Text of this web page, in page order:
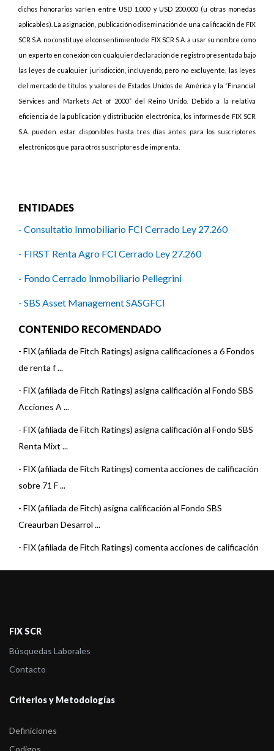
dichos honorarios varíen entre USD 1.000 y USD 200.000 (u otras monedas
aplicables). La asignación, publicación o diseminación de una calificación de FIX
SCR S.A. no constituye el consentimiento de FIX SCR S.A. a usar su nombre como
un experto en conexión con cualquier declaración de registro presentada bajo
las leyes de cualquier jurisdicción, incluyendo, pero no excluyente, las leyes
del mercado de títulos y valores de Estados Unidos de América y la “Financial
Services and Markets Act of 2000” del Reino Unido. Debido a la relativa
eficiencia de la publicación y distribución electrónica, los informes de FIX SCR
S.A. pueden estar disponibles hasta tres días antes para los suscriptores
electrónicos que para otros suscriptores de imprenta.
ENTIDADES
- Consultatio Inmobiliario FCI Cerrado Ley 27.260
- FIRST Renta Agro FCI Cerrado Ley 27.260
- Fondo Cerrado Inmobiliario Pellegrini
- SBS Asset Management SASGFCI
CONTENIDO RECOMENDADO
- FIX (afiliada de Fitch Ratings) asigna calificaciones a 6 Fondos
de renta f ...
- FIX (afiliada de Fitch Ratings) asigna calificación al Fondo SBS
Acciones A ...
- FIX (afiliada de Fitch Ratings) asigna calificación al Fondo SBS
Renta Mixt ...
- FIX (afiliada de Fitch Ratings) comenta acciones de calificación
sobre 71 F ...
- FIX (afiliada de Fitch) asigna calificación al Fondo SBS
Creaurban Desarrol ...
- FIX (afiliada de Fitch Ratings) comenta acciones de calificación
- FIX (afiliada de Fitch Ratings) comenta acciones de calificación
FIX (afiliada de Fitch Ratings) comenta acciones de calificación
-FIX (afiliada de Fitch Ratings) comenta acciones de calificación
FIX SCR
Búsquedas Laborales
Contacto
Criterios y Metodologías
Definiciones
Codigos